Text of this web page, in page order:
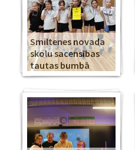
Smiltenes novada
skolu sacensības
tautas bumbā